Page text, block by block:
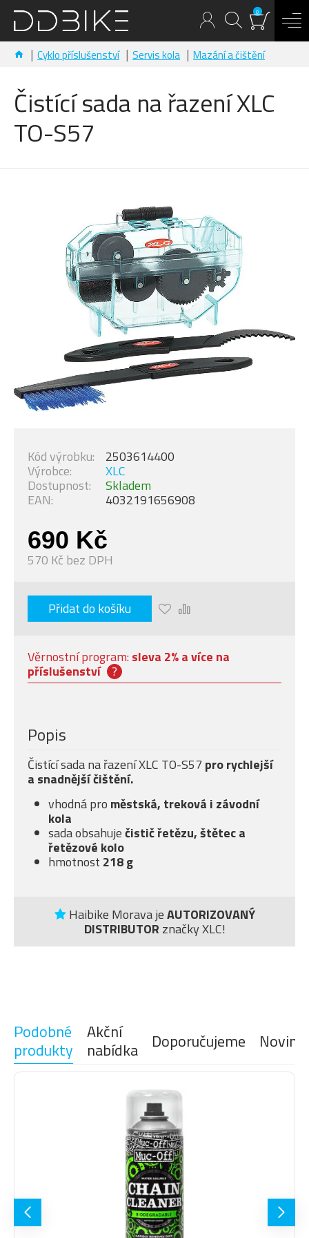
0
Cyklo příslušenství Servis kola Mazání a čištění
Čistící sada na řazení XLC
TO-S57
690 Kč
570 Kč bez DPH
Dostupnost: Skladem
Výrobce: XLC
Kód výrobku: 2503614400
EAN: 4032191656908
Přidat do košíku
Haibike Morava jeAUTORIZOVANÝ
DISTRIBUTOR značky XLC!
Věrnostní program: sleva 2% a více na
příslušenství ?
Popis
Čistící sada na řazení XLC TO-S57 pro rychlejší
a snadnější čištění.
vhodná pro městská, treková i závodní
kola
sada obsahuječistič řetězu, štětec a
řetězové kolo
hmotnost 218 g
Podobné
produkty
Akční
nabídka Doporučujeme